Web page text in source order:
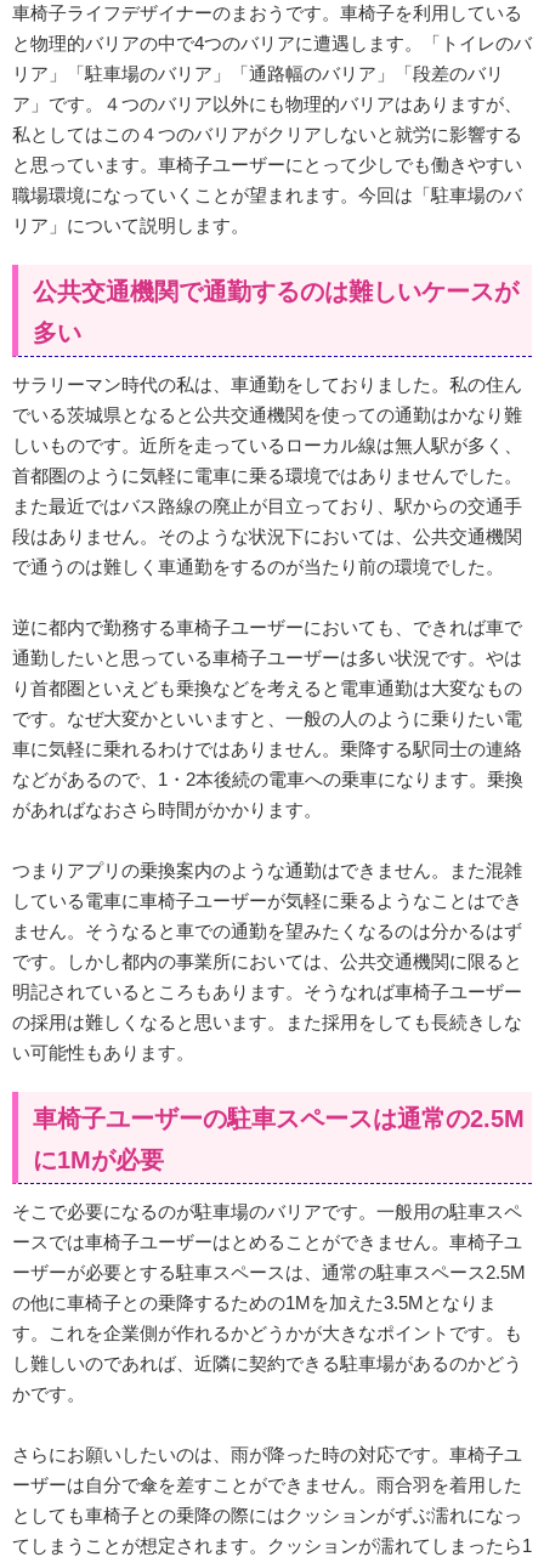
車椅子ライフデザイナーのまおうです。車椅子を利用している
と物理的バリアの中で4つのバリアに遭遇します。「トイレのバ
リア」「駐車場のバリア」「通路幅のバリア」「段差のバリ
ア」です。４つのバリア以外にも物理的バリアはありますが、
私としてはこの４つのバリアがクリアしないと就労に影響する
と思っています。車椅子ユーザーにとって少しでも働きやすい
職場環境になっていくことが望まれます。今回は「駐車場のバ
リア」について説明します。
公共交通機関で通勤するのは難しいケースが
多い
サラリーマン時代の私は、車通勤をしておりました。私の住ん
でいる茨城県となると公共交通機関を使っての通勤はかなり難
しいものです。近所を走っているローカル線は無人駅が多く、
首都圏のように気軽に電車に乗る環境ではありませんでした。
また最近ではバス路線の廃止が目立っており、駅からの交通手
段はありません。そのような状況下においては、公共交通機関
で通うのは難しく車通勤をするのが当たり前の環境でした。
逆に都内で勤務する車椅子ユーザーにおいても、できれば車で
通勤したいと思っている車椅子ユーザーは多い状況です。やは
り首都圏といえども乗換などを考えると電車通勤は大変なもの
です。なぜ大変かといいますと、一般の人のように乗りたい電
車に気軽に乗れるわけではありません。乗降する駅同士の連絡
などがあるので、1・2本後続の電車への乗車になります。乗換
があればなおさら時間がかかります。
つまりアプリの乗換案内のような通勤はできません。また混雑
している電車に車椅子ユーザーが気軽に乗るようなことはでき
ません。そうなると車での通勤を望みたくなるのは分かるはず
です。しかし都内の事業所においては、公共交通機関に限ると
明記されているところもあります。そうなれば車椅子ユーザー
の採用は難しくなると思います。また採用をしても長続きしな
い可能性もあります。
車椅子ユーザーの駐車スペースは通常の2.5M
に1Mが必要
そこで必要になるのが駐車場のバリアです。一般用の駐車スペ
ースでは車椅子ユーザーはとめることができません。車椅子ユ
ーザーが必要とする駐車スペースは、通常の駐車スペース2.5M
の他に車椅子との乗降するための1Mを加えた3.5Mとなりま
す。これを企業側が作れるかどうかが大きなポイントです。も
し難しいのであれば、近隣に契約できる駐車場があるのかどう
かです。
さらにお願いしたいのは、雨が降った時の対応です。車椅子ユ
ーザーは自分で傘を差すことができません。雨合羽を着用した
としても車椅子との乗降の際にはクッションがずぶ濡れになっ
てしまうことが想定されます。クッションが濡れてしまったら1